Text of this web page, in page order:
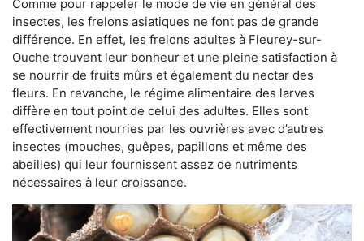
Comme pour rappeler le mode de vie en général des
insectes, les frelons asiatiques ne font pas de grande
différence. En effet, les frelons adultes à Fleurey-sur-
Ouche trouvent leur bonheur et une pleine satisfaction à
se nourrir de fruits mûrs et également du nectar des
fleurs. En revanche, le régime alimentaire des larves
diffère en tout point de celui des adultes. Elles sont
effectivement nourries par les ouvrières avec d’autres
insectes (mouches, guêpes, papillons et même des
abeilles) qui leur fournissent assez de nutriments
nécessaires à leur croissance.